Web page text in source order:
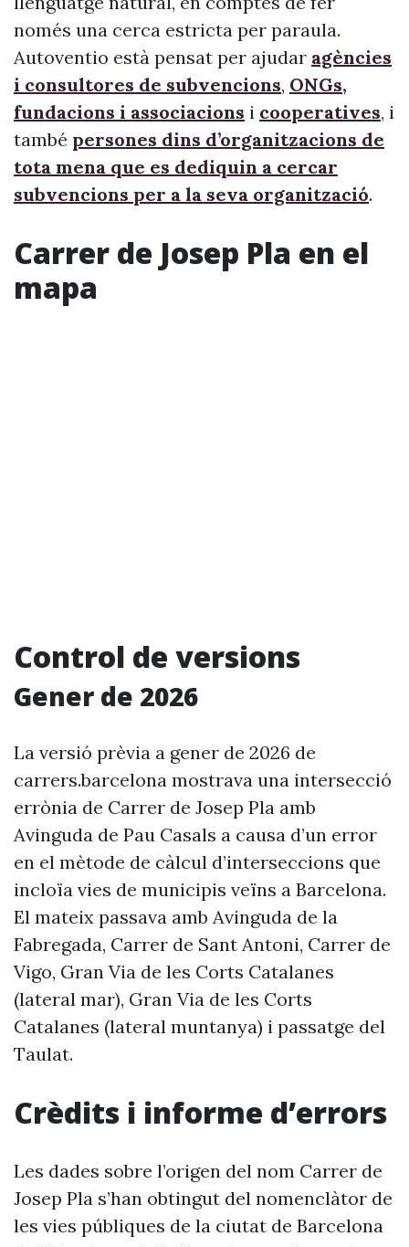
només una cerca estricta per paraula.
Autoventio està pensat per ajudar agències
i consultores de subvencions, ONGs,
fundacions i associacions i cooperatives, i
també persones dins d’organitzacions de
tota mena que es dediquin a cercar
subvencions per a la seva organització.
Carrer de Josep Pla en el
mapa
Control de versions
Gener de 2026
La versió prèvia a gener de 2026 de
carrers.barcelona mostrava una intersecció
errònia de Carrer de Josep Pla amb
Avinguda de Pau Casals a causa d’un error
en el mètode de càlcul d’interseccions que
incloïa vies de municipis veïns a Barcelona.
El mateix passava amb Avinguda de la
Fabregada, Carrer de Sant Antoni, Carrer de
Vigo, Gran Via de les Corts Catalanes
(lateral mar), Gran Via de les Corts
Catalanes (lateral muntanya) i passatge del
Taulat.
Crèdits i informe d’errors
Les dades sobre l’origen del nom Carrer de
Josep Pla s’han obtingut del nomenclàtor de
les vies públiques de la ciutat de Barcelona